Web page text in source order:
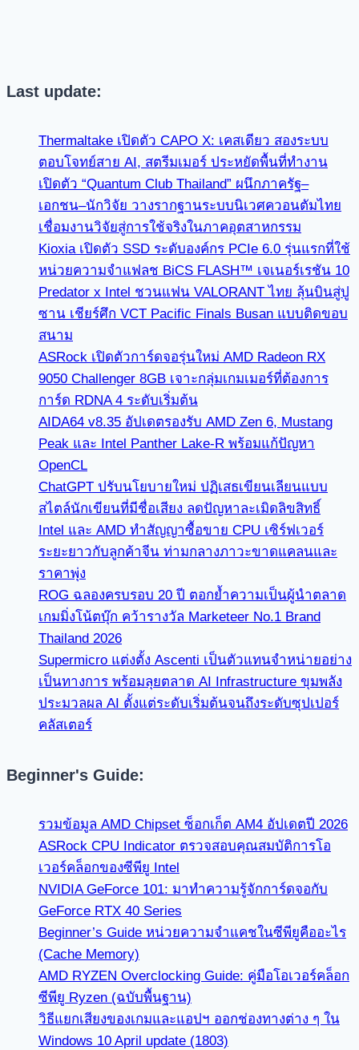
Last update:
Thermaltake เปิดตัว CAPO X: เคสเดียว สองระบบ
ตอบโจทย์สาย AI, สตรีมเมอร์ ประหยัดพื้นที่ทำงาน
เปิดตัว “Quantum Club Thailand” ผนึกภาครัฐ–
เอกชน–นักวิจัย วางรากฐานระบบนิเวศควอนตัมไทย
เชื่อมงานวิจัยสู่การใช้จริงในภาคอุตสาหกรรม
Kioxia เปิดตัว SSD ระดับองค์กร PCIe 6.0 รุ่นแรกที่ใช้
หน่วยความจำแฟลช BiCS FLASH™ เจเนอร์เรชัน 10
Predator x Intel ชวนแฟน VALORANT ไทย ลุ้นบินสู่ปู
ซาน เชียร์ศึก VCT Pacific Finals Busan แบบติดขอบ
สนาม
ASRock เปิดตัวการ์ดจอรุ่นใหม่ AMD Radeon RX
9050 Challenger 8GB เจาะกลุ่มเกมเมอร์ที่ต้องการ
การ์ด RDNA 4 ระดับเริ่มต้น
AIDA64 v8.35 อัปเดตรองรับ AMD Zen 6, Mustang
Peak และ Intel Panther Lake-R พร้อมแก้ปัญหา
OpenCL
ChatGPT ปรับนโยบายใหม่ ปฏิเสธเขียนเลียนแบบ
สไตล์นักเขียนที่มีชื่อเสียง ลดปัญหาละเมิดลิขสิทธิ์
Intel และ AMD ทำสัญญาซื้อขาย CPU เซิร์ฟเวอร์
ระยะยาวกับลูกค้าจีน ท่ามกลางภาวะขาดแคลนและ
ราคาพุ่ง
ROG ฉลองครบรอบ 20 ปี ตอกย้ำความเป็นผู้นำตลาด
เกมมิ่งโน้ตบุ๊ก คว้ารางวัล Marketeer No.1 Brand
Thailand 2026
Supermicro แต่งตั้ง Ascenti เป็นตัวแทนจำหน่ายอย่าง
เป็นทางการ พร้อมลุยตลาด AI Infrastructure ขุมพลัง
ประมวลผล AI ตั้งแต่ระดับเริ่มต้นจนถึงระดับซุปเปอร์
คลัสเตอร์
Beginner's Guide:
รวมข้อมูล AMD Chipset ซ็อกเก็ต AM4 อัปเดตปี 2026
ASRock CPU Indicator ตรวจสอบคุณสมบัติการโอ
เวอร์คล็อกของซีพียู Intel
NVIDIA GeForce 101: มาทำความรู้จักการ์ดจอกับ
GeForce RTX 40 Series
Beginner’s Guide หน่วยความจำแคชในซีพียูคืออะไร
(Cache Memory)
AMD RYZEN Overclocking Guide: คู่มือโอเวอร์คล็อก
ซีพียู Ryzen (ฉบับพื้นฐาน)
วิธีแยกเสียงของเกมและแอปฯ ออกช่องทางต่าง ๆ ใน
Windows 10 April update (1803)